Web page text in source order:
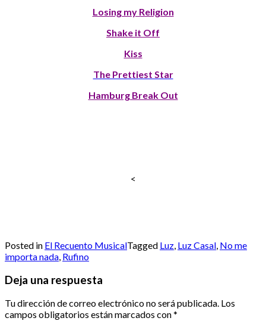
Losing my Religion
Shake it Off
Kiss
The Prettiest Star
Hamburg Break Out
<
Posted in El Recuento MusicalTagged Luz, Luz Casal, No me
importa nada, Rufino
Deja una respuesta
Tu dirección de correo electrónico no será publicada. Los
campos obligatorios están marcados con*